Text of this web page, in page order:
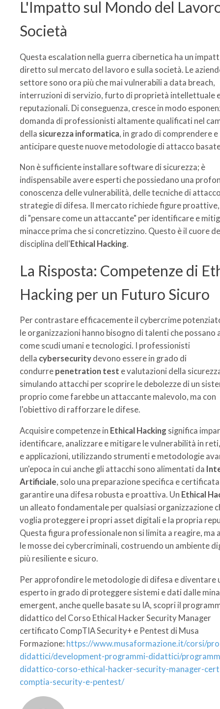
L'Impatto sul Mondo del
Società
Questa escalation nella guerra cibernetica ha un
diretto sul mercato del lavoro e sulla società. Le
settore sono ora più che mai vulnerabili a data breach,
interruzioni di servizio, furto di proprietà intellettuale
reputazionali. Di conseguenza, cresce in modo
domanda di professionisti altamente qualificati nel
della sicurezza informatica, in grado di comprendere e
anticipare queste nuove metodologie di attacco
Non è sufficiente installare software di sicurezza; è
indispensabile avere esperti che possiedano una
conoscenza delle vulnerabilità, delle tecniche di
strategie di difesa. Il mercato richiede figure proattive,
di "pensare come un attaccante" per identificare e
minacce prima che si concretizzino. Questo è il cuore
disciplina dell' Ethical Hacking.
La Risposta: Competenze di
Hacking per un Futuro Sicuro
Per contrastare efficacemente il cybercrime
le organizzazioni hanno bisogno di talenti che possano
come scudi umani e tecnologici. I professionisti
della cybersecurity devono essere in grado di
condurre penetration test e valutazioni della
simulando attacchi per scoprire le debolezze di un
proprio come farebbe un attaccante malevolo, ma con
l'obiettivo di rafforzare le difese.
Acquisire competenze in Ethical Hacking significa
identificare, analizzare e mitigare le vulnerabilità in
e applicazioni, utilizzando strumenti e metodologie
un'epoca in cui anche gli attacchi sono alimentati da
Artificiale, solo una preparazione specifica e
garantire una difesa robusta e proattiva. Un Ethical
un alleato fondamentale per qualsiasi organizzazione
voglia proteggere i propri asset digitali e la propria
Questa figura professionale non si limita a reagire, ma
le mosse dei cybercriminali, costruendo un ambiente
più resiliente e sicuro.
Per approfondire le metodologie di difesa e diventare
esperto in grado di proteggere sistemi e dati dalle
emergent, anche quelle basate su IA, scopri il
didattico del Corso Ethical Hacker Security Manager
certificato CompTIA Security+ e Pentest di Musa
Formazione: https://www.musaformazione.it/corsi/
didattici/development-programmi-didattici/
didattico-corso-ethical-hacker-security-manager-
comptia-security-e-pentest/